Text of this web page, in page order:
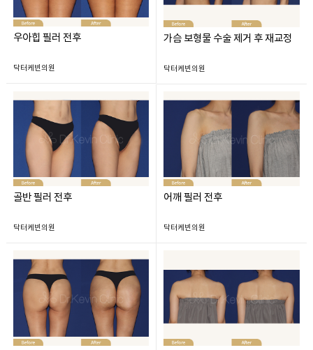
우아힙 필러 전후
닥터케빈의원
가슴 보형물 수술 제거 후 재교정
닥터케빈의원
골반 필러 전후
닥터케빈의원
어깨 필러 전후
닥터케빈의원